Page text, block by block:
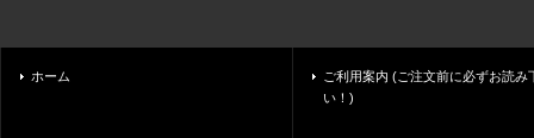
ホーム
ご利用案内 (ご注文前に必ずお読み
い！)